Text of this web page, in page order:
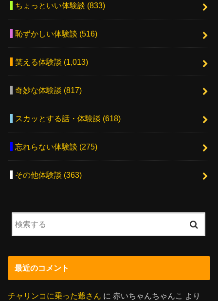
ちょっといい体験談 (833)
恥ずかしい体験談 (516)
笑える体験談 (1,013)
奇妙な体験談 (817)
スカッとする話・体験談 (618)
忘れらない体験談 (275)
その他体験談 (363)
最近のコメント
チャリンコに乗った爺さん に赤いちゃんちゃんこ より